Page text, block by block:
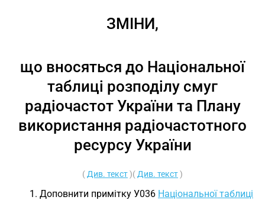
ЗМІНИ,
що вносяться до Національної
таблиці розподілу смуг
радіочастот України та Плану
використання радіочастотного
ресурсу України
( Див. текст)( Див. текст)
1. Доповнити примітку У036 Національної таблиці